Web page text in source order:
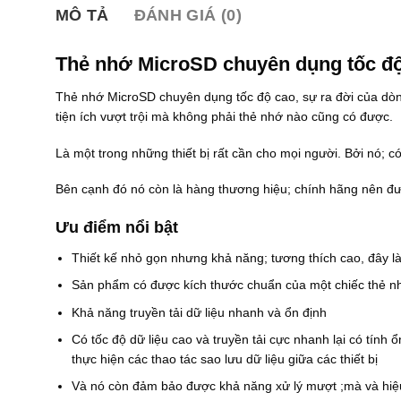
MÔ TẢ ĐÁNH GIÁ (0)
Thẻ nhớ MicroSD chuyên dụng tốc
Thẻ nhớ MicroSD chuyên dụng tốc độ cao, sự ra đời của
tiện ích vượt trội mà không phải thẻ nhớ nào cũng có được.
Là một trong những thiết bị rất cần cho mọi người. Bởi nó;
Bên cạnh đó nó còn là hàng thương hiệu; chính hãng nên
Ưu điểm nổi bật
Thiết kế nhỏ gọn nhưng khả năng; tương thích cao, đây
Sản phẩm có được kích thước chuẩn của một chiếc thẻ
Khả năng truyền tải dữ liệu nhanh và ổn định
Có tốc độ dữ liệu cao và truyền tải cực nhanh lại có tính
thực hiện các thao tác sao lưu dữ liệu giữa các thiết bị
Và nó còn đảm bảo được khả năng xử lý mượt ;mà và